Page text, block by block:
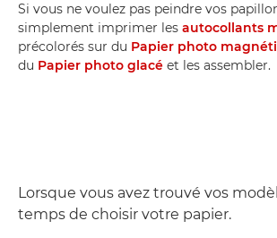
Si vous ne voulez pas peindre vos
simplement imprimer les autocollants
précolorés sur du Papier photo
du Papier photo glacé et les assembler.
Lorsque vous avez trouvé vos
temps de choisir votre papier.